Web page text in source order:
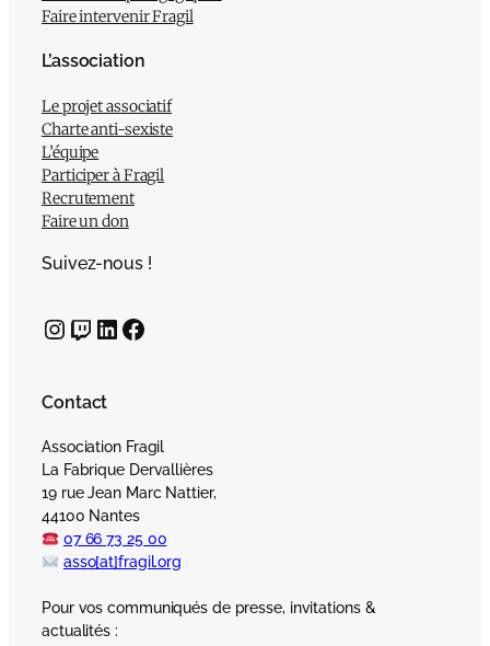
Faire intervenir Fragil
L’association
Le projet associatif
Charte anti-sexiste
L’équipe
Participer à Fragil
Recrutement
Faire un don
Suivez-nous !
InstagramTwitch LinkedIn Facebook
Contact
Association Fragil
La Fabrique Dervallières
19 rue Jean Marc Nattier,
44100 Nantes
07 66 73 25 00
asso[at]fragil.org
Pour vos communiqués de presse, invitations &
actualités :